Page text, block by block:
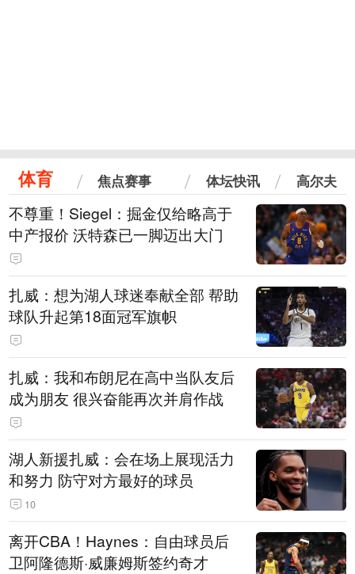
体育 焦点赛事 体坛快讯 高尔夫
不尊重！Siegel：掘金仅给略高于
中产报价 沃特森已一脚迈出大门
扎威：想为湖人球迷奉献全部 帮助
球队升起第18面冠军旗帜
扎威：我和布朗尼在高中当队友后
成为朋友 很兴奋能再次并肩作战
湖人新援扎威：会在场上展现活力
和努力 防守对方最好的球员
10
离开CBA！Haynes：自由球员后
卫阿隆德斯·威廉姆斯签约奇才